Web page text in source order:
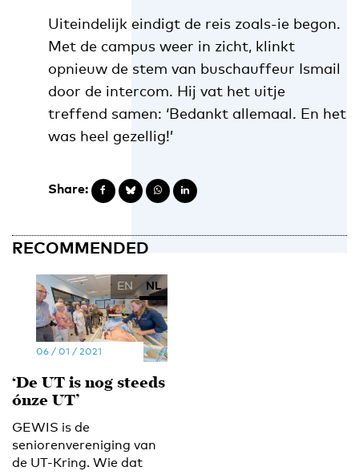
Uiteindelijk eindigt de reis zoals-ie begon.
Met de campus weer in zicht, klinkt
opnieuw de stem van buschauffeur Ismail
door de intercom. Hij vat het uitje
treffend samen: ‘Bedankt allemaal. En het
was heel gezellig!’
Share:
RECOMMENDED
EN NL
06 / 01 / 2021
‘De UT is nog steeds
ónze UT’
GEWIS is de
seniorenvereniging van
de UT-Kring. Wie dat